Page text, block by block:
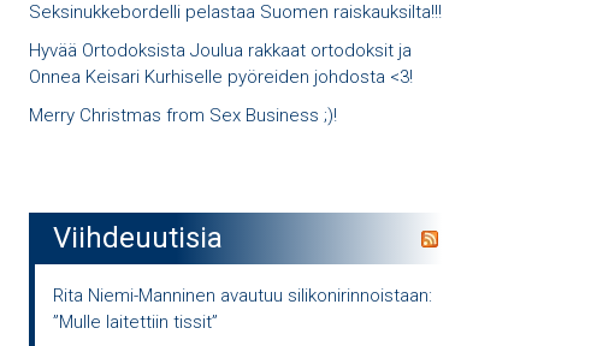
Seksinukkebordelli pelastaa Suomen raiskauksilta!!!
Hyvää Ortodoksista Joulua rakkaat ortodoksit ja
Onnea Keisari Kurhiselle pyöreiden johdosta <3!
Merry Christmas from Sex Business ;)!
Viihdeuutisia
Rita Niemi-Manninen avautuu silikonirinnoistaan:
”Mulle laitettiin tissit”